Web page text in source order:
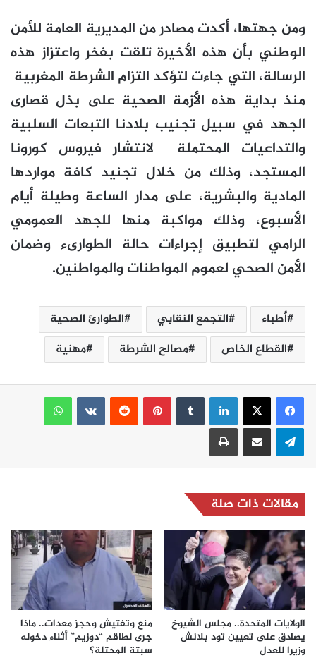
ومن جهتها، أكدت مصادر من المديرية العامة للأمن
الوطني بأن هذه الأخيرة تلقت بفخر واعتزاز هذه
الرسالة، التي جاءت لتؤكد التزام الشرطة المغربية
منذ بداية هذه الأزمة الصحية على بذل قصارى
الجهد في سبيل تجنيب بلادنا التبعات السلبية
والتداعيات المحتملة
لانتشار فيروس كورونا
المستجد، وذلك من خلال تجنيد كافة مواردها
المادية والبشرية، على مدار الساعة وطيلة أيام
الأسبوع، وذلك مواكبة منها للجهد العمومي
الرامي لتطبيق إجراءات حالة الطوارىء وضمان
الأمن الصحي لعموم المواطنات والمواطنين.
أطباء التجمع النقابي
الطوارئ الصحية
القطاع الخاص
مصالح الشرطة مهنية
لينكدإن بينتيريست
واتساب
تيلقرام مشاركة عبر البريد طباعة
مقالات ذات صلة
الولايات المتحدة.. مجلس الشيوخ
يصادق على تعيين تود بلانش
وزيرا للعدل
منع وتفتيش وحجز معدات.. ماذا
جرى لطاقم “دوزيم” أثناء دخوله
سبتة المحتلة؟